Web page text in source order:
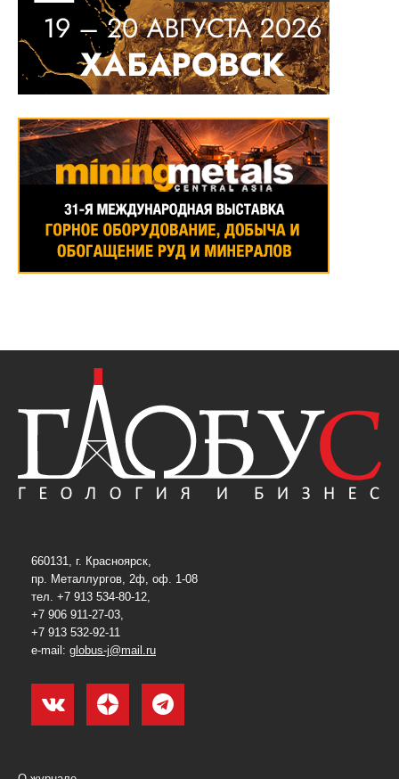
660131, г. Красноярск,
пр. Металлургов, 2ф, оф. 1-08
тел. +7 913 534-80-12,
+7 906 911-27-03,
+7 913 532-92-11
e-mail: globus-j@mail.ru